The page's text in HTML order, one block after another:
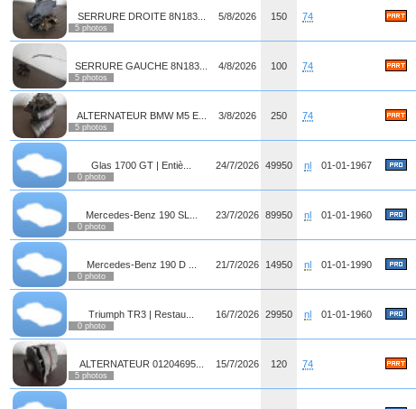
SERRURE DROITE 8N183...
5 photos
5/8/2026 150 74
SERRURE GAUCHE 8N183...
5 photos
4/8/2026 100 74
ALTERNATEUR BMW M5 E...
5 photos
3/8/2026 250 74
Glas 1700 GT | Entiè...
0 photo
24/7/2026 49950 nl 01-01-1967
Mercedes-Benz 190 SL...
0 photo
23/7/2026 89950 nl 01-01-1960
Mercedes-Benz 190 D ...
0 photo
21/7/2026 14950 nl 01-01-1990
Triumph TR3 | Restau...
0 photo
16/7/2026 29950 nl 01-01-1960
ALTERNATEUR 01204695...
5 photos
15/7/2026 120 74